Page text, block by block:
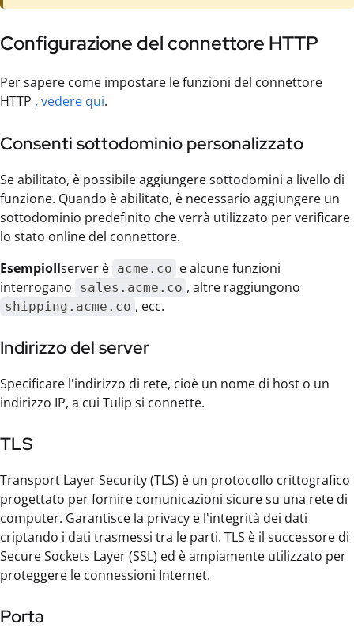
Configurazione del connettore HTTP
Per sapere come impostare le funzioni del connettore
HTTP , vedere qui.
Consenti sottodominio personalizzato
Se abilitato, è possibile aggiungere sottodomini a livello di
funzione. Quando è abilitato, è necessario aggiungere un
sottodominio predefinito che verrà utilizzato per verificare
lo stato online del connettore.
EsempioIlserver è acme.co e alcune funzioni
interrogano
sales.acme.co , altre raggiungono
shipping.acme.co , ecc.
Indirizzo del server
Specificare l'indirizzo di rete, cioè un nome di host o un
indirizzo IP, a cui Tulip si connette.
TLS
Transport Layer Security (TLS) è un protocollo crittografico
progettato per fornire comunicazioni sicure su una rete di
computer. Garantisce la privacy e l'integrità dei dati
criptando i dati trasmessi tra le parti. TLS è il successore di
Secure Sockets Layer (SSL) ed è ampiamente utilizzato per
proteggere le connessioni Internet.
Porta